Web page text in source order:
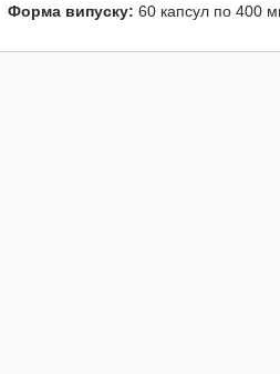
Форма випуску: 60 капсул по 400